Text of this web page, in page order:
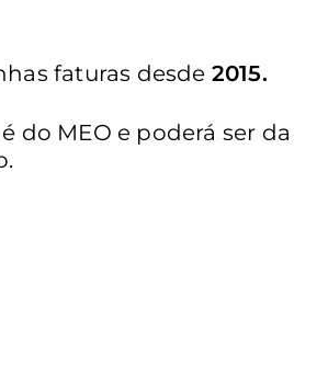
faturas desde 2015.
do MEO e poderá ser da